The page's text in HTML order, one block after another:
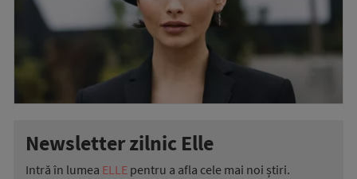
Newsletter zilnic Elle
Intră în lumea ELLE pentru a afla cele mai noi știri.